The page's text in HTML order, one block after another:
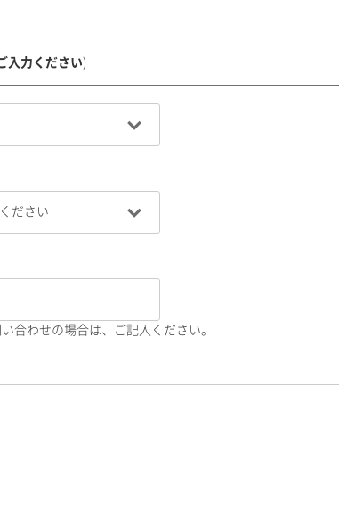
入力ください)
合わせの場合は、ご記入ください。